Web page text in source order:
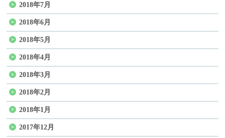
2018年7月
2018年6月
2018年5月
2018年4月
2018年3月
2018年2月
2018年1月
2017年12月